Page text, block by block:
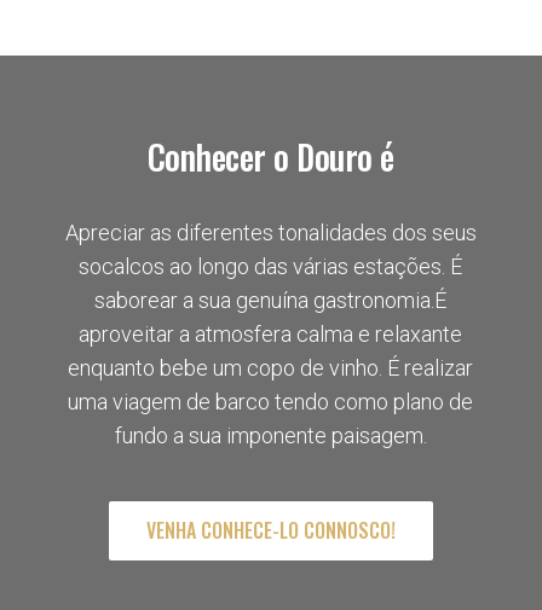
Conhecer o Douro é
Apreciar as diferentes tonalidades dos seus
socalcos ao longo das várias estações. É
saborear a sua genuína gastronomia.É
aproveitar a atmosfera calma e relaxante
enquanto bebe um copo de vinho. É realizar
uma viagem de barco tendo como plano de
fundo a sua imponente paisagem.
VENHA CONHECE-LO CONNOSCO!